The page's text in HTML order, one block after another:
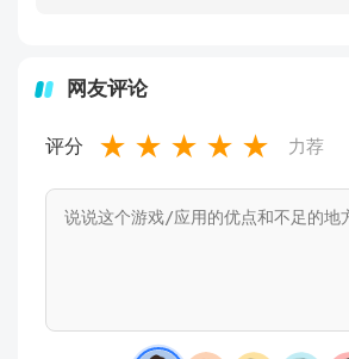
网友评论
评分 ★ ★ ★ ★ ★ 力荐